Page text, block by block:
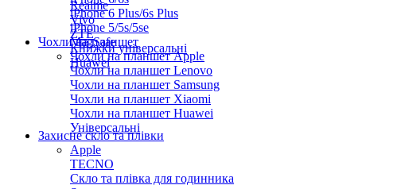
iPhone 6 Plus/6s Plus
iPhone 5/5s/5se
MagSafe
Realme
Vivo
ZTE
Книжки універсальні
Huawei
Чохли на планшет
Чохли на планшет Apple
Чохли на планшет Lenovo
Чохли на планшет Samsung
Чохли на планшет Xiaomi
Чохли на планшет Huawei
Універсальні
Захисне скло та плівки
Apple
TECNO
Скло та плівка для годинника